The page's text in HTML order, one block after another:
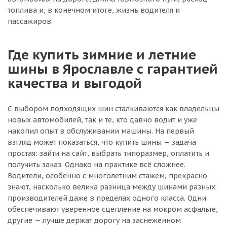
топлива и, в конечном итоге, жизнь водителя и
пассажиров.
Где купить зимние и летние
шины в Ярославле с гарантией
качества и выгодой
С выбором подходящих шин сталкиваются как владельцы
новых автомобилей, так и те, кто давно водит и уже
накопил опыт в обслуживании машины. На первый
взгляд может показаться, что купить шины — задача
простая: зайти на сайт, выбрать типоразмер, оплатить и
получить заказ. Однако на практике всё сложнее.
Водители, особенно с многолетним стажем, прекрасно
знают, насколько велика разница между шинами разных
производителей даже в пределах одного класса. Одни
обеспечивают уверенное сцепление на мокром асфальте,
другие — лучше держат дорогу на заснеженном